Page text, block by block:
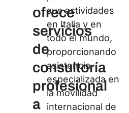
ofrece
servicios
de
consultoría
profesional
a
sus actividades
en Italia y en
todo el mundo,
proporcionando
asistencia
especializada en
la movilidad
internacional de